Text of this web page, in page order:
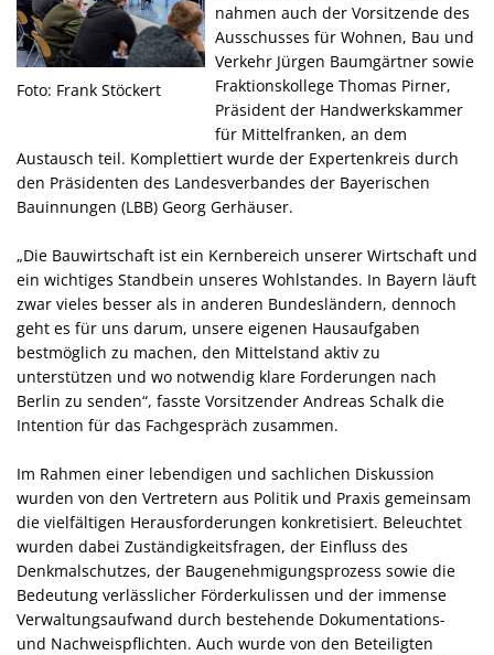
Foto: Frank Stöckert
nahmen auch der Vorsitzende des
Ausschusses für Wohnen, Bau und
Verkehr Jürgen Baumgärtner sowie
Fraktionskollege Thomas Pirner,
Präsident der Handwerkskammer
für Mittelfranken, an dem
Austausch teil. Komplettiert wurde der Expertenkreis durch
den Präsidenten des Landesverbandes der Bayerischen
Bauinnungen (LBB) Georg Gerhäuser.
Die Bauwirtschaft ist ein Kernbereich unserer Wirtschaft und
ein wichtiges Standbein unseres Wohlstandes. In Bayern läuft
zwar vieles besser als in anderen Bundesländern, dennoch
geht es für uns darum, unsere eigenen Hausaufgaben
bestmöglich zu machen, den Mittelstand aktiv zu
unterstützen und wo notwendig klare Forderungen nach
Berlin zu senden“, fasste Vorsitzender Andreas Schalk die
Intention für das Fachgespräch zusammen.
Im Rahmen einer lebendigen und sachlichen Diskussion
wurden von den Vertretern aus Politik und Praxis gemeinsam
die vielfältigen Herausforderungen konkretisiert. Beleuchtet
wurden dabei Zuständigkeitsfragen, der Einfluss des
Denkmalschutzes, der Baugenehmigungsprozess sowie die
Bedeutung verlässlicher Förderkulissen und der immense
Verwaltungsaufwand durch bestehende Dokumentations-
und Nachweispflichten. Auch wurde von den Beteiligten